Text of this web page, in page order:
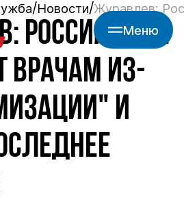
Меню
Новости Журавлев:
РОССИЯНЕ НЕ
ВРАЧАМ ИЗ-
И